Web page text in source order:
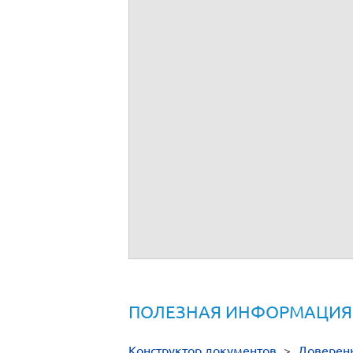
ПОЛЕЗНАЯ ИНФОРМАЦИЯ